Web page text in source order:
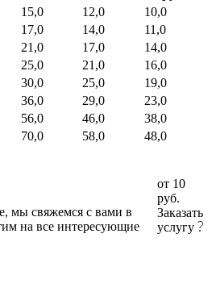
15,0 12,0
10,0
17,0 14,0
11,0
21,0 17,0
14,0
25,0 21,0
16,0
30,0 25,0
19,0
36,0 29,0
23,0
56,0 46,0
38,0
70,0 58,0 48,0
мы свяжемся с вами в
на все интересующие
от 10
руб.
Заказать
услугу